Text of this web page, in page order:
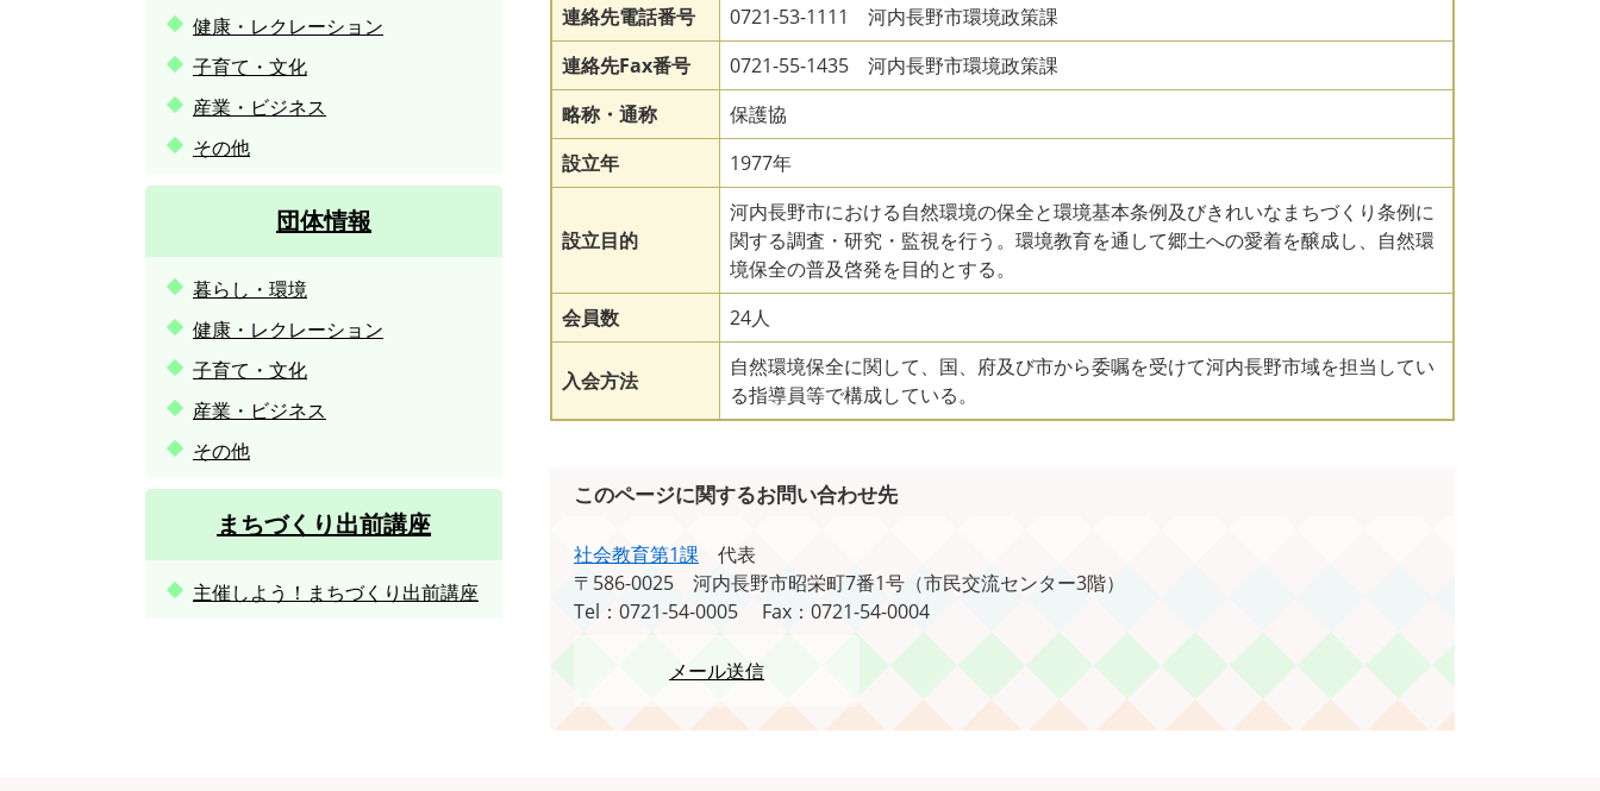
連絡先電話番号
0721-53-1111 河内長野市環境政策課
連絡先Fax番号
0721-55-1435 河内長野市環境政策課
略称・通称
保護協
設立年
1977年
設立目的
河内長野市における自然環境の保全と環境基本条例及びきれいなまちづくり条例に
関する調査・研究・監視を行う。環境教育を通して郷土への愛着を醸成し、自然環
境保全の普及啓発を目的とする。
会員数
24人
入会方法
自然環境保全に関して、国、府及び市から委嘱を受けて河内長野市域を担当してい
る指導員等で構成している。
このページに関するお問い合わせ先
社会教育第1課
代表
〒586-0025
河内長野市昭栄町7番1号（市民交流センター3階）
Tel：0721-54-0005
Fax：0721-54-0004
メール送信
健康・レクレーション
子育て・文化
産業・ビジネス
その他
団体情報
暮らし・環境
健康・レクレーション
子育て・文化
産業・ビジネス
その他
まちづくり出前講座
主催しよう！まちづくり出前講座